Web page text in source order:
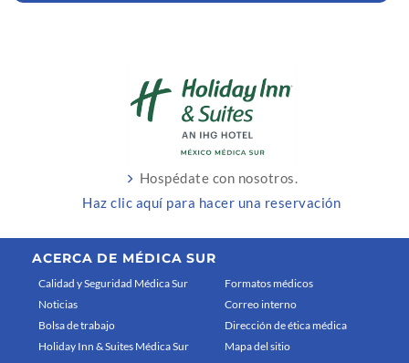
Hospédate con nosotros.
Haz clic aquí para hacer una reservación
ACERCA DE MÉDICA SUR
Calidad y Seguridad Médica Sur
Noticias
Bolsa de trabajo
Holiday Inn & Suites Médica Sur
Formatos médicos
Correo interno
Dirección de ética médica
Mapa del sitio